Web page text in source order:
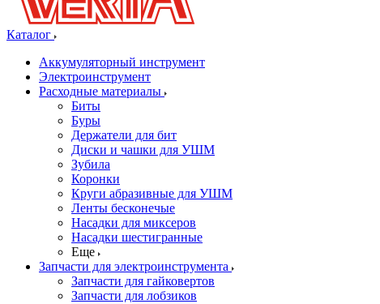
Каталог
Аккумуляторный инструмент
Электроинструмент
Расходные материалы
Биты
Буры
Держатели для бит
Диски и чашки для УШМ
Зубила
Коронки
Круги абразивные для УШМ
Ленты бесконечые
Насадки для миксеров
Насадки шестигранные
Еще
Запчасти для электроинструмента
Запчасти для гайковертов
Запчасти для лобзиков